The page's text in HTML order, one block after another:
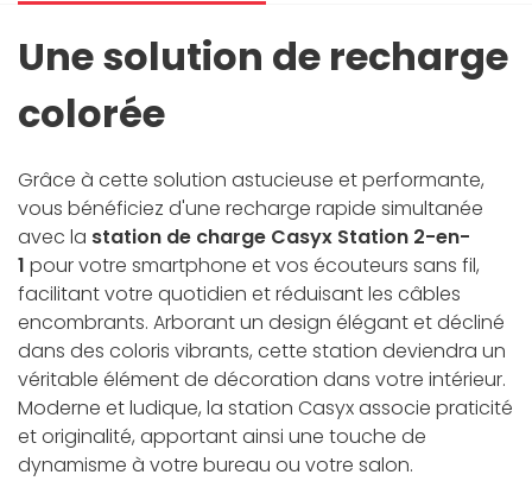
Une solution de recharge
colorée
Grâce à cette solution astucieuse et performante,
vous bénéficiez d'une recharge rapide simultanée
avec la station de charge Casyx Station 2-en-
1 pour votre smartphone et vos écouteurs sans fil,
facilitant votre quotidien et réduisant les câbles
encombrants. Arborant un design élégant et décliné
dans des coloris vibrants, cette station deviendra un
véritable élément de décoration dans votre intérieur.
Moderne et ludique, la station Casyx associe praticité
et originalité, apportant ainsi une touche de
dynamisme à votre bureau ou votre salon.